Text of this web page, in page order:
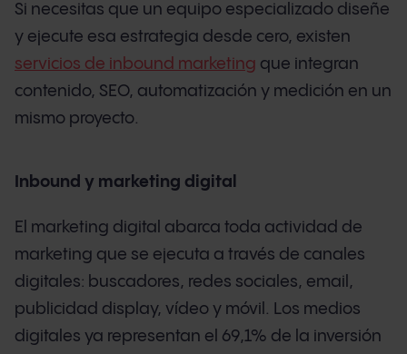
Si necesitas que un equipo especializado diseñe
y ejecute esa estrategia desde cero, existen
servicios de inbound marketing que integran
contenido, SEO, automatización y medición en un
mismo proyecto.
Inbound y marketing digital
El marketing digital abarca toda actividad de
marketing que se ejecuta a través de canales
digitales: buscadores, redes sociales, email,
publicidad display, vídeo y móvil. Los medios
digitales ya representan el 69,1% de la inversión